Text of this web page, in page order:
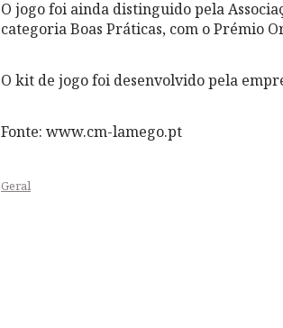
O jogo foi ainda distinguido pela
categoria Boas Práticas, com o Prémio
O kit de jogo foi desenvolvido pela
Fonte: www.cm-lamego.pt
Geral